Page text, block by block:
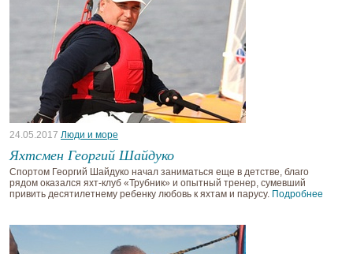
24.05.2017 Люди и море
Яхтсмен Георгий Шайдуко
Спортом Георгий Шайдуко начал заниматься еще в детстве, благо
рядом оказался яхт-клуб «Трубник» и опытный тренер, сумевший
привить десятилетнему ребенку любовь к яхтам и парусу. Подробнее